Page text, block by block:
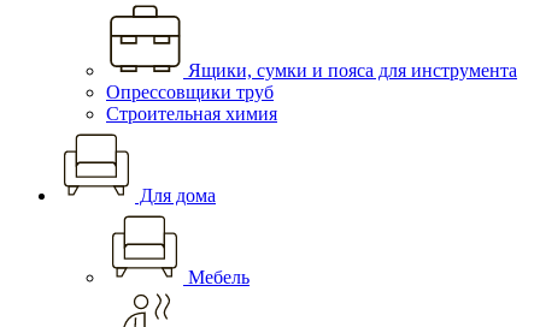
Ящики, сумки и пояса для инструмента
Опрессовщики труб
Строительная химия
Для дома
Мебель